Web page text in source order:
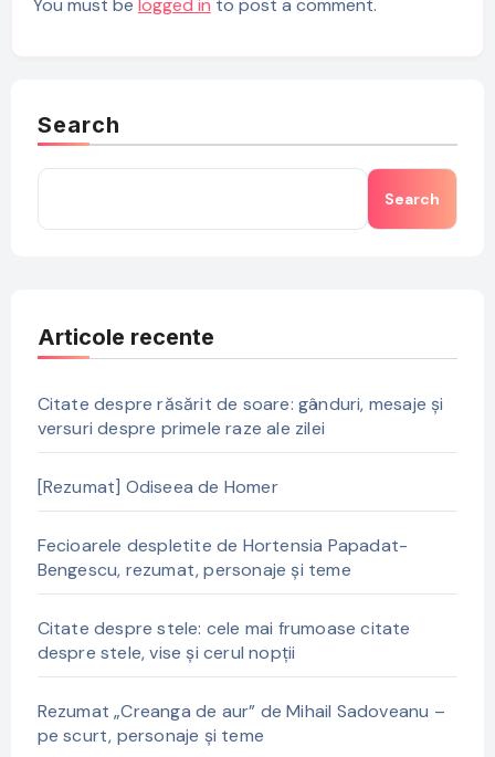
You must be logged in to post a comment.
Search
Search
Articole recente
Citate despre răsărit de soare: gânduri, mesaje și
versuri despre primele raze ale zilei
[Rezumat] Odiseea de Homer
Fecioarele despletite de Hortensia Papadat-
Bengescu, rezumat, personaje și teme
Citate despre stele: cele mai frumoase citate
despre stele, vise și cerul nopții
Rezumat „Creanga de aur” de Mihail Sadoveanu –
pe scurt, personaje și teme